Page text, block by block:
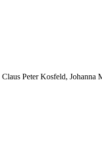
Claus Peter Kosfeld, Johanna